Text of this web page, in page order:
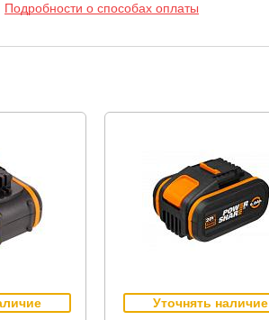
Подробности о способах оплаты
Уточнять наличие